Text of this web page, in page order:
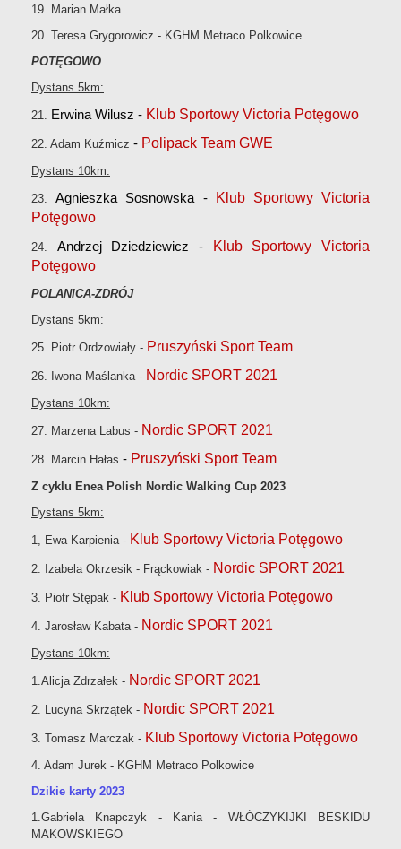
19. Marian Małka
20. Teresa Grygorowicz - KGHM Metraco Polkowice
POTĘGOWO
Dystans 5km:
21. Erwina Wilusz - Klub Sportowy Victoria Potęgowo
22. Adam Kuźmicz - Polipack Team GWE
Dystans 10km:
23.Agnieszka Sosnowska -
Klub Sportowy Victoria
Potęgowo
24. Andrzej Dziedziewicz -
Klub Sportowy Victoria
Potęgowo
POLANICA-ZDRÓJ
Dystans 5km:
25. Piotr Ordzowiały - Pruszyński Sport Team
26. Iwona Maślanka - Nordic SPORT 2021
Dystans 10km:
27. Marzena Labus - Nordic SPORT 2021
28. Marcin Hałas - Pruszyński Sport Team
Z cyklu Enea Polish Nordic Walking Cup 2023
Dystans 5km:
1, Ewa Karpienia - Klub Sportowy Victoria Potęgowo
2. Izabela Okrzesik - Frąckowiak - Nordic SPORT 2021
3. Piotr Stępak - Klub Sportowy Victoria Potęgowo
4. Jarosław Kabata - Nordic SPORT 2021
Dystans 10km:
1.Alicja Zdrzałek - Nordic SPORT 2021
2. Lucyna Skrzątek - Nordic SPORT 2021
3. Tomasz Marczak - Klub Sportowy Victoria Potęgowo
4. Adam Jurek - KGHM Metraco Polkowice
Dzikie karty 2023
1.Gabriela Knapczyk - Kania - WŁÓCZYKIJKI BESKIDU
MAKOWSKIEGO